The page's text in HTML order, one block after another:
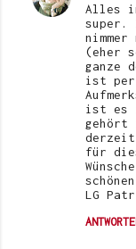
Alles
super.
(eher
ganze
ist
ist es
gehört
für
LG